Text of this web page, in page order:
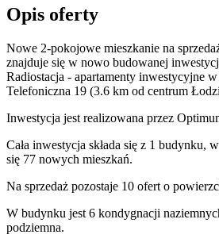
Opis oferty
Nowe 2-pokojowe mieszkanie na
znajduje się w nowo budowanej
Radiostacja - apartamenty inwestycyjne w
Telefoniczna 19 (3.6 km od centrum
Inwestycja jest realizowana przez
Cała inwestycja składa się z 1 budynku,
się 77 nowych mieszkań.
Na sprzedaż pozostaje 10 ofert o
W budynku jest 6 kondygnacji
podziemna.